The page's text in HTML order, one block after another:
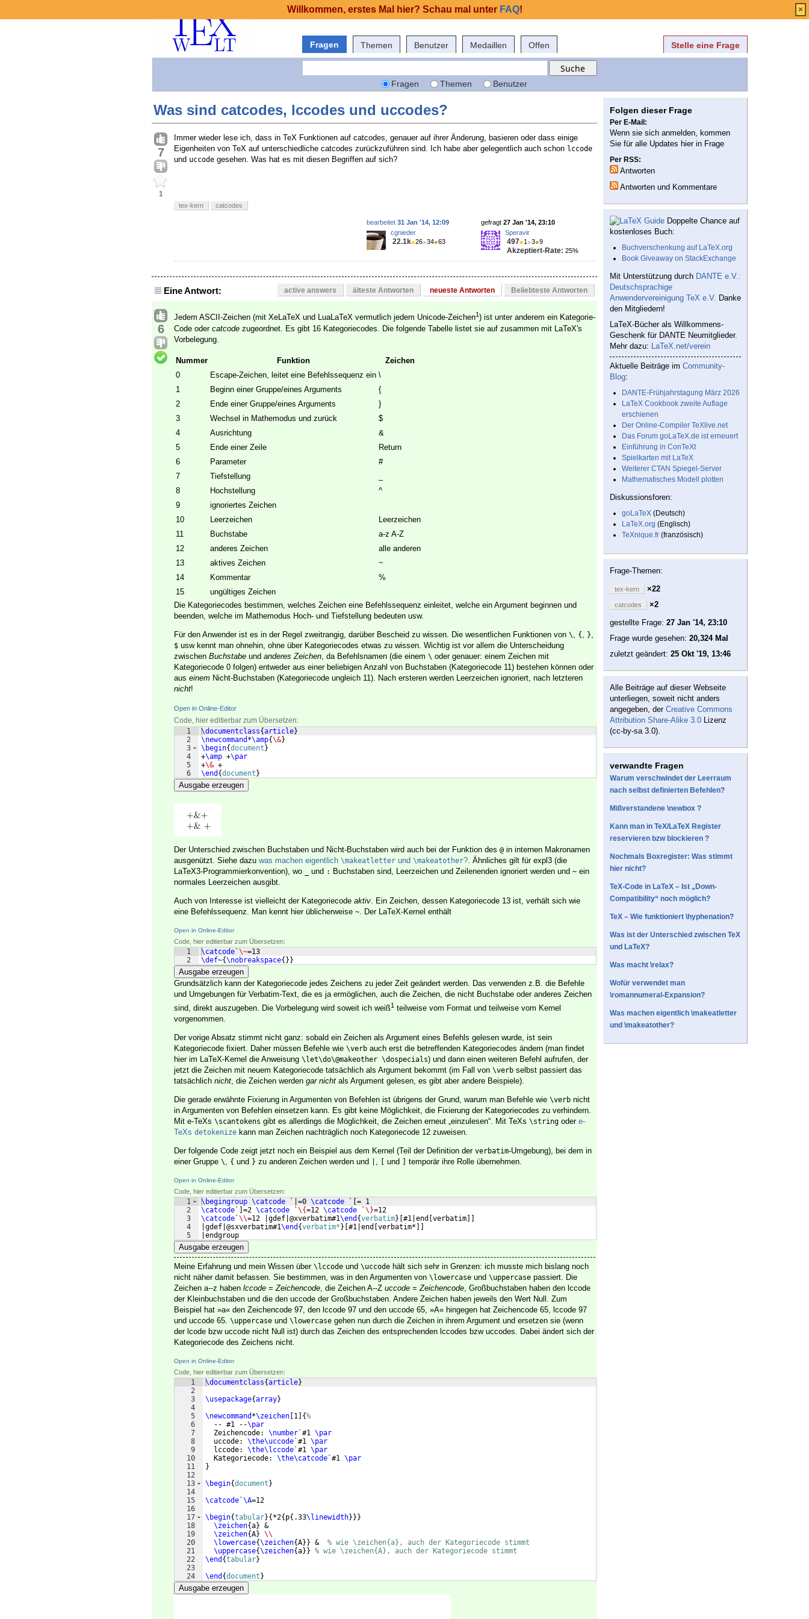
Fragen Themen Benutzer Medaillen Offen Stelle eine Frage
Fragen Themen Benutzer
Was sind catcodes, lccodes und uccodes?
7
1
Immer wieder lese ich, dass in TeX Funktionen auf catcodes, genauer auf ihrer Änderung, basieren oder dass einige
Eigenheiten von TeX auf unterschiedliche catcodes zurückzuführen sind. Ich habe aber gelegentlich auch schon lccode
und uccode gesehen. Was hat es mit diesen Begriffen auf sich?
tex-kern catcodes
gefragt 27 Jan '14, 23:10
Speravir
497●1 ●3●9
Akzeptiert-Rate: 25%
bearbeitet 31 Jan '14, 12:09
cgnieder
22.1k●26●34●63
Eine Antwort: active answers älteste Antworten neueste Antworten Beliebteste Antworten
6
Jedem ASCII-Zeichen (mit XeLaTeX und LuaLaTeX vermutlich jedem Unicode-Zeichen1 ) ist unter anderem ein Kategorie-
Code oder catcode zugeordnet. Es gibt 16 Kategoriecodes. Die folgende Tabelle listet sie auf zusammen mit LaTeX's
Vorbelegung.
Nummer Funktion
Zeichen
0
Escape-Zeichen, leitet eine Befehlssequenz ein \
1
Beginn einer Gruppe/eines Arguments
{
2
Ende einer Gruppe/eines Arguments
}
3
Wechsel in Mathemodus und zurück
$
4
Ausrichtung
&
5
Ende einer Zeile
Return
6
Parameter
#
7
Tiefstellung
8
Hochstellung
^
9
ignoriertes Zeichen
10
Leerzeichen
Leerzeichen
11
Buchstabe
a-z A-Z
12
anderes Zeichen
alle anderen
13
aktives Zeichen
~
14
Kommentar
%
15
ungültiges Zeichen
Die Kategoriecodes bestimmen, welches Zeichen eine Befehlssequenz einleitet, welche ein Argument beginnen und
beenden, welche im Mathemodus Hoch- und Tiefstellung bedeuten usw.
Für den Anwender ist es in der Regel zweitrangig, darüber Bescheid zu wissen. Die wesentlichen Funktionen von \ { }
$ usw kennt man ohnehin, ohne über Kategoriecodes etwas zu wissen. Wichtig ist vor allem die Unterscheidung
zwischen Buchstabe und anderes Zeichen , da Befehlsnamen (die einem \ oder genauer: einem Zeichen mit
Kategoriecode 0 folgen) entweder aus einer beliebigen Anzahl von Buchstaben (Kategoriecode 11) bestehen können oder
aus einem Nicht-Buchstaben (Kategoriecode ungleich 11). Nach ersteren werden Leerzeichen ignoriert, nach letzteren
nicht!
Open in Online-Editor
Code, hier editierbar zum Übersetzen:
1
2
3
4
5
6
\documentclass{article}
\newcommand *\amp{\&}
\begin{document}
+\amp +\par
+\& +
\end {document}
Ausgabe erzeugen
Der Unterschied zwischen Buchstaben und Nicht-Buchstaben wird auch bei der Funktion des @ in internen Makronamen
ausgenützt. Siehe dazu was machen eigentlich \makeatletter und \makeatother? . Ähnliches gilt für expl3 (die
LaTeX3-Programmierkonvention), wo
und : Buchstaben sind, Leerzeichen und Zeilenenden ignoriert werden und ~ ein
normales Leerzeichen ausgibt.
Auch von Interesse ist vielleicht der Kategoriecode aktiv . Ein Zeichen, dessen Kategoriecode 13 ist, verhält sich wie
eine Befehlssequenz. Man kennt hier üblicherweise ~ . Der LaTeX-Kernel enthält
Open in Online-Editor
Code, hier editierbar zum Übersetzen:
1
2
\catcode`\~=13
\def~{\nobreakspace{}}
Ausgabe erzeugen
Grundsätzlich kann der Kategoriecode jedes Zeichens zu jeder Zeit geändert werden. Das verwenden z.B. die Befehle
und Umgebungen für Verbatim-Text, die es ja ermöglichen, auch die Zeichen, die nicht Buchstabe oder anderes Zeichen
sind, direkt auszugeben. Die Vorbelegung wird soweit ich weiß1 teilweise vom Format und teilweise vom Kernel
vorgenommen.
Der vorige Absatz stimmt nicht ganz: sobald ein Zeichen als Argument eines Befehls gelesen wurde, ist sein
Kategoriecode fixiert. Daher müssen Befehle wie \verb auch erst die betreffenden Kategoriecodes ändern (man findet
hier im LaTeX-Kernel die Anweisung \let\do\@makeother \dospecials) und dann einen weiteren Befehl aufrufen, der
jetzt die Zeichen mit neuem Kategoriecode tatsächlich als Argument bekommt (im Fall von \verb selbst passiert das
tatsächlich nicht , die Zeichen werden gar nicht als Argument gelesen, es gibt aber andere Beispiele).
Die gerade erwähnte Fixierung in Argumenten von Befehlen ist übrigens der Grund, warum man Befehle wie \verb nicht
in Argumenten von Befehlen einsetzen kann. Es gibt keine Möglichkeit, die Fixierung der Kategoriecodes zu verhindern.
Mit e-TeXs \scantokens gibt es allerdings die Möglichkeit, die Zeichen erneut „einzulesen“. Mit TeXs \string oder e-
TeXs detokenize kann man Zeichen nachträglich noch Kategoriecode 12 zuweisen.
Der folgende Code zeigt jetzt noch ein Beispiel aus dem Kernel (Teil der Definition der verbatim-Umgebung), bei dem in
einer Gruppe \ { und } zu anderen Zeichen werden und [ und ] temporär ihre Rolle übernehmen.
Open in Online-Editor
Code, hier editierbar zum Übersetzen:
1
2
3
4
5
\begingroup \catcode `|=0 \catcode ` [= 1
\catcode` ] =2 \catcode `\{=12 \catcode `\}=12
\catcode`\\=12 |gdef|@xverbatim#1\end {verbatim} [#1|end [verbatim]]
|gdef|@sxverbatim#1\end {verbatim*} [#1|end [verbatim* ]]
|endgroup
Ausgabe erzeugen
Meine Erfahrung und mein Wissen über \lccode und \uccode hält sich sehr in Grenzen: ich musste mich bislang noch
nicht näher damit befassen. Sie bestimmen, was in den Argumenten von \lowercase und \uppercase passiert. Die
Zeichen a--z haben lccode = Zeichencode , die Zeichen A--Z uccode = Zeichencode , Großbuchstaben haben den lccode
der Kleinbuchstaben und die den uccode der Großbuchstaben. Andere Zeichen haben jeweils den Wert Null. Zum
Beispiel hat »a« den Zeichencode 97, den lccode 97 und den uccode 65, »A« hingegen hat Zeichencode 65, lccode 97
und uccode 65. \uppercase und \lowercase gehen nun durch die Zeichen in ihrem Argument und ersetzen sie (wenn
der lcode bzw uccode nicht Null ist) durch das Zeichen des entsprechenden lccodes bzw uccodes. Dabei ändert sich der
Kategoriecode des Zeichens nicht.
Open in Online-Editor
Code, hier editierbar zum Übersetzen:
1
2
3
4
5
6
7
8
9
10
11
12
13
14
15
16
17
18
19
20
21
22
23
24
\documentclass{article}
\usepackage{array}
\newcommand *\zeichen [1] {%
  -- #1 --
\par
  Zeichencode:
\number`#1 \par
  uccode:
\the\uccode`#1 \par
  lccode:
\the\lccode`#1 \par
  Kategoriecode:
\the\catcode`#1 \par
}
\begin{document}
\catcode`\A=12
\begin{tabular}{*2{p{ .33\linewidth}}}
\zeichen{a} &
\zeichen{A} \\
\lowercase{\zeichen{A}} & % wie \zeichen{a}, auch der Kategoriecode stimmt
\uppercase{\zeichen{a}} % wie \zeichen{A}, auch der Kategoriecode stimmt
\end {tabular}
\end {document}
Ausgabe erzeugen
Folgen dieser Frage
Per E-Mail:
Wenn sie sich anmelden, kommen
Sie für alle Updates hier in Frage
Per RSS:
Antworten
Antworten und Kommentare
Doppelte Chance auf
kostenloses Buch:
Buchverschenkung auf LaTeX.org
Book Giveaway on StackExchange
Mit Unterstützung durch DANTE e.V.:
Deutschsprachige
Anwendervereinigung TeX e.V. Danke
den Mitgliedern!
LaTeX-Bücher als Willkommens-
Geschenk für DANTE Neumitglieder.
Mehr dazu: LaTeX.net/verein
Aktuelle Beiträge im Community-
Blog:
DANTE-Frühjahrstagung März 2026
LaTeX Cookbook zweite Auflage
erschienen
Der Online-Compiler TeXlive.net
Das Forum goLaTeX.de ist erneuert
Einführung in ConTeXt
Spielkarten mit LaTeX
Weiterer CTAN Spiegel-Server
Mathematisches Modell plotten
Diskussionsforen:
goLaTeX (Deutsch)
LaTeX.org (Englisch)
TeXnique.fr (französisch)
Frage-Themen:
tex-kern ×22
catcodes
×2
gestellte Frage: 27 Jan '14, 23:10
Frage wurde gesehen: 20,324 Mal
zuletzt geändert: 25 Okt '19, 13:46
Alle Beiträge auf dieser Webseite
unterliegen, soweit nicht anders
angegeben, der Creative Commons
Attribution Share-Alike 3.0 Lizenz
(cc-by-sa 3.0).
verwandte Fragen
Warum verschwindet der Leerraum
nach selbst definierten Befehlen?
Mißverstandene \newbox ?
Kann man in TeX/LaTeX Register
reservieren bzw blockieren ?
Nochmals Boxregister: Was stimmt
hier nicht?
TeX-Code in LaTeX – Ist „Down-
Compatibility“ noch möglich?
TeX – Wie funktioniert \hyphenation?
Was ist der Unterschied zwischen TeX
und LaTeX?
Was macht \relax?
Wofür verwendet man
\romannumeral-Expansion?
Was machen eigentlich \makeatletter
und \makeatother?
Willkommen, erstes Mal hier? Schau mal unter FAQ! ×